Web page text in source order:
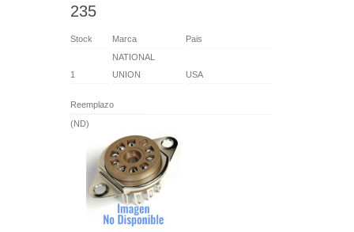
235
Stock Marca Pais
1
NATIONAL
UNION
USA
Reemplazo
(ND)